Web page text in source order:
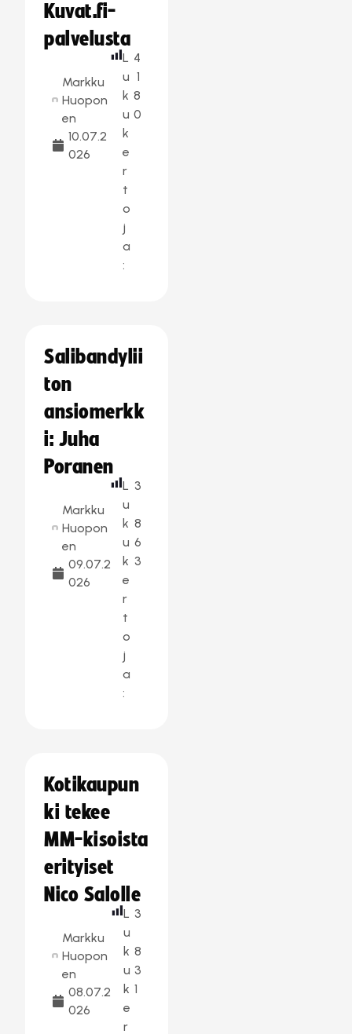
Kuvat.fi-
palvelusta
Markku
Huopon
en
10.07.2
026
L
u
k
u
k
e
r
t
o
j
a
:
4
1
8
0
Salibandylii
ton
ansiomerkk
i: Juha
Poranen
Markku
Huopon
en
09.07.2
026
L
u
k
u
k
e
r
t
o
j
a
:
3
8
6
3
Kotikaupun
ki tekee
MM-kisoista
erityiset
Nico Salolle
Markku
Huopon
en
08.07.2
026
L
u
k
u
k
e
r
3
8
3
1